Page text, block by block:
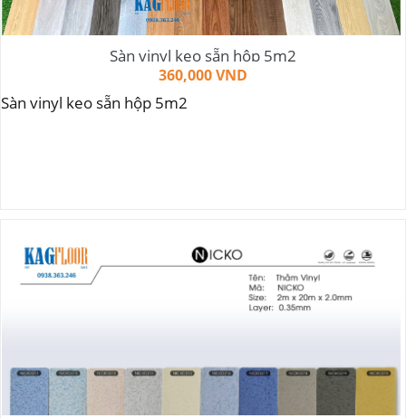
Sàn vinyl keo sẵn hộp 5m2
360,000 VND
Sàn vinyl keo sẵn hộp 5m2